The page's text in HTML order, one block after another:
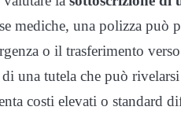
mediche, una polizza può
o il trasferimento
di una tutela che può
costi elevati o standard